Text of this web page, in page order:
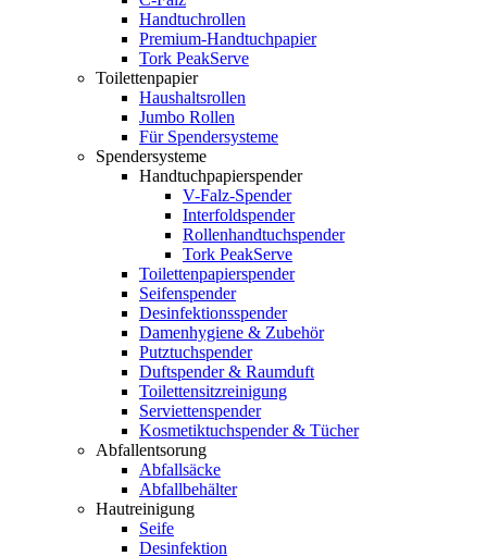
Handtuchrollen
Premium-Handtuchpapier
Tork PeakServe
Toilettenpapier
Haushaltsrollen
Jumbo Rollen
Für Spendersysteme
Spendersysteme
Handtuchpapierspender
V-Falz-Spender
Interfoldspender
Rollenhandtuchspender
Tork PeakServe
Toilettenpapierspender
Seifenspender
Desinfektionsspender
Damenhygiene & Zubehör
Putztuchspender
Duftspender & Raumduft
Toilettensitzreinigung
Serviettenspender
Kosmetiktuchspender & Tücher
Abfallentsorung
Abfallsäcke
Abfallbehälter
Hautreinigung
Seife
Desinfektion